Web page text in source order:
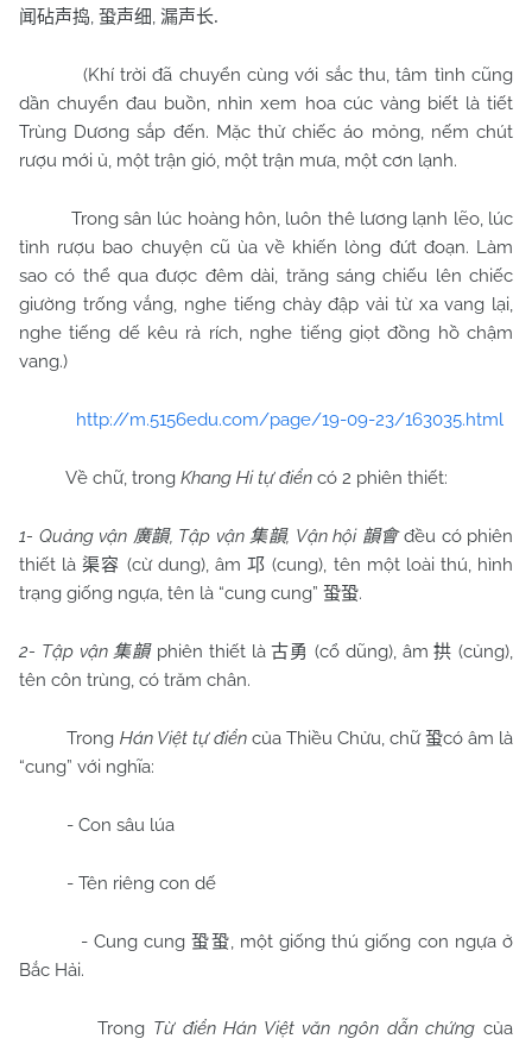
闻砧声捣, 蛩声细, 漏声长.
(Khí trời đã chuyển cùng với sắc thu, tâm tình cũng
dần chuyển đau buồn, nhìn xem hoa cúc vàng biết là tiết
Trùng Dương sắp đến. Mặc thử chiếc áo mỏng, nếm chút
rượu mới ủ, một trận gió, một trận mưa, một cơn lạnh.
Trong sân lúc hoàng hôn, luôn thê lương lạnh lẽo, lúc
tỉnh rượu bao chuyện cũ ùa về khiến lòng đứt đoạn. Làm
sao có thể qua được đêm dài, trăng sáng chiếu lên chiếc
giường trống vắng, nghe tiếng chày đập vải từ xa vang lại,
nghe tiếng dế kêu rả rích, nghe tiếng giọt đồng hồ chậm
vang.)
http://m.5156edu.com/page/19-09-23/163035.html
Về chữ, trong Khang Hi tự điển có 2 phiên thiết:
1- Quảng vận 廣韻, Tập vận 集韻, Vận hội 韻會 đều có phiên
thiết là渠容 (cừ dung), âm邛 (cung), tên một loài thú, hình
trạng giống ngựa, tên là “cung cung” 蛩蛩.
2- Tập vận 集韻 phiên thiết là古勇 (cổ dũng), âm拱 (củng),
tên côn trùng, có trăm chân.
Trong Hán Việt tự điểncủa Thiều Chửu, chữ蛩có âm là
“cung” với nghĩa:
- Con sâu lúa
- Tên riêng con dế
- Cung cung蛩蛩, một giống thú giống con ngựa ở
Bắc Hải.
Trong Từ điển Hán Việt văn ngôn dẫn chứng của